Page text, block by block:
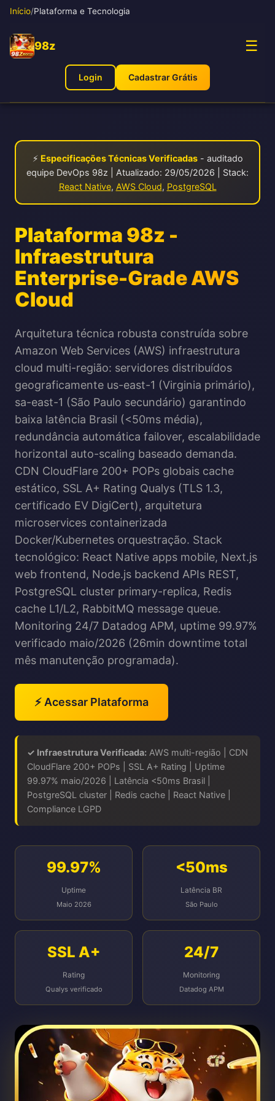
Início/Plataforma e Tecnologia
98z ☰
Login Cadastrar Grátis
⚡ Especificações Técnicas Verificadas- auditado
equipe DevOps 98z | Atualizado: 29/05/2026 | Stack:
React Native, AWS Cloud, PostgreSQL
Plataforma 98z -
Infraestrutura
Enterprise-Grade AWS
Cloud
Arquitetura técnica robusta construída sobre
Amazon Web Services (AWS) infraestrutura
cloud multi-região: servidores distribuídos
geograficamente us-east-1 (Virginia primário),
sa-east-1 (São Paulo secundário) garantindo
baixa latência Brasil (<50ms média),
redundância automática failover, escalabilidade
horizontal auto-scaling baseado demanda.
CDN CloudFlare 200+ POPs globais cache
estático, SSL A+ Rating Qualys (TLS 1.3,
certificado EV DigiCert), arquitetura
microservices containerizada
Docker/Kubernetes orquestração. Stack
tecnológico: React Native apps mobile, Next.js
web frontend, Node.js backend APIs REST,
PostgreSQL cluster primary-replica, Redis
cache L1/L2, RabbitMQ message queue.
Monitoring 24/7 Datadog APM, uptime 99.97%
verificado maio/2026 (26min downtime total
mês manutenção programada).
⚡ Acessar Plataforma
✓ Infraestrutura Verificada: AWS multi-região | CDN
CloudFlare 200+ POPs | SSL A+ Rating | Uptime
99.97% maio/2026 | Latência <50ms Brasil |
PostgreSQL cluster | Redis cache | React Native |
Compliance LGPD
99.97%
Uptime
Maio 2026
<50ms
Latência BR
São Paulo
SSL A+
Rating
Qualys verificado
24/7
Monitoring
Datadog APM